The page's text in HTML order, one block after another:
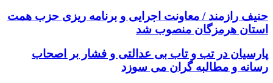
حنیف رازمند / معاونت اجرایی و برنامه ریزی حزب همت
استان هرمزگان منصوب شد
پارسیان در تب و تاب بی عدالتی و فشار بر اصحاب
رسانه و مطالبه گران می سوزد